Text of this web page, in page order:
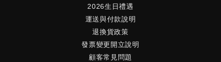
2026生日禮遇
運送與付款說明
退換貨政策
發票變更開立說明
顧客常見問題